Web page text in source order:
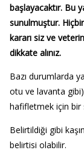
başlayacaktır. Bu
sunulmuştur.
kararı siz ve
dikkate alınız.
Bazı durumlarda
otu ve lavanta gibi)
hafifletmek için bir
Belirtildiği gibi
belirtisi olabilir.